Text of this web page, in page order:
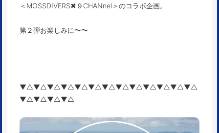
＜MOSSDIVERS✖︎９CHANnel＞のコラボ企画。
第２弾お楽しみに〜〜
▼△▼△▼△▼△▼△▼△▼△▼△▼△▼△▼△▼△▼△
▼△▼△▼△▼△